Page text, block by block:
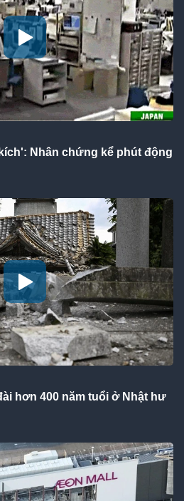
Nhân chứng kể phút động
hơn 400 năm tuổi ở Nhật hư